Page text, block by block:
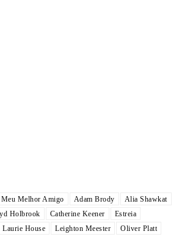
Melhor Amigo Adam Brody
Alia Shawkat
Holbrook Catherine Keener
Estreia
Laurie House Leighton Meester Oliver Platt